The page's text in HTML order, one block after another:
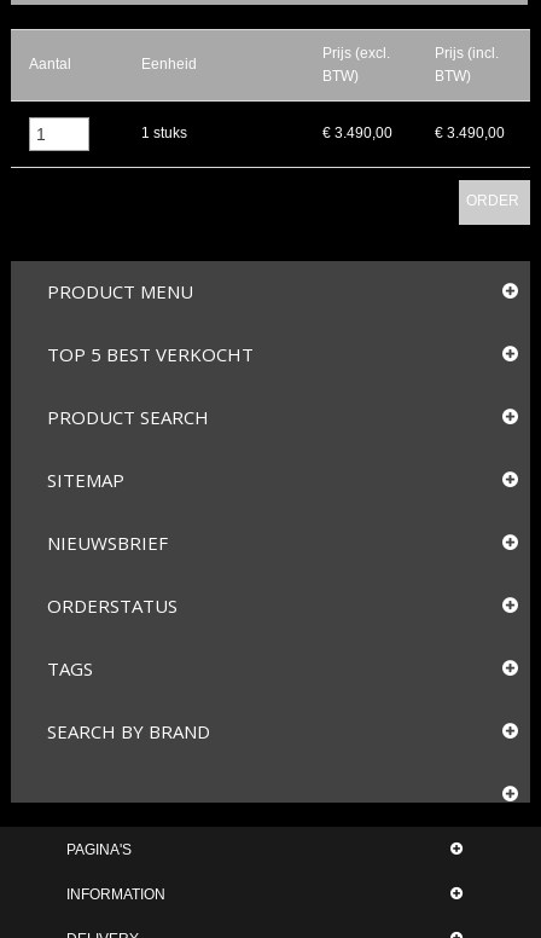
Aantal Eenheid
Prijs (excl.
BTW)
Prijs (incl.
BTW)
1 stuks € 3.490,00 € 3.490,00
ORDER
PRODUCT MENU
TOP 5 BEST VERKOCHT
PRODUCT SEARCH
SITEMAP
NIEUWSBRIEF
ORDERSTATUS
TAGS
SEARCH BY BRAND
PAGINA'S
INFORMATION